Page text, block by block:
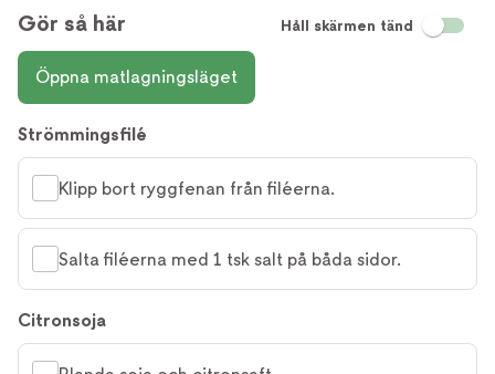
Gör så här Håll skärmen tänd
Öppna matlagningsläget
Strömmingsfilé
Klipp bort ryggfenan från filéerna.
Salta filéerna med 1 tsk salt på båda sidor.
Citronsoja